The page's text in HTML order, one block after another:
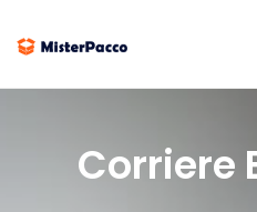
Corriere